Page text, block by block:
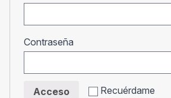
Contraseña
Recuérdame
Acceso